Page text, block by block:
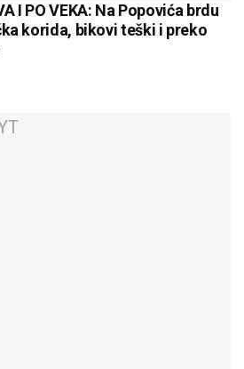
I PO VEKA: Na Popovića brdu
korida, bikovi teški i preko